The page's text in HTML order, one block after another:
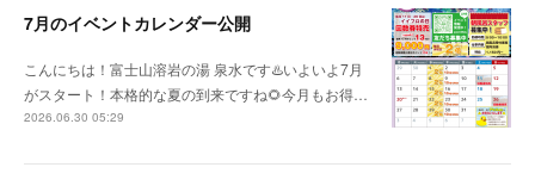
7月のイベントカレンダー公開
こんにちは！富士山溶岩の湯 泉水です♨️いよいよ7月
がスタート！本格的な夏の到来ですね🌻今月もお得…
2026.06.30 05:29